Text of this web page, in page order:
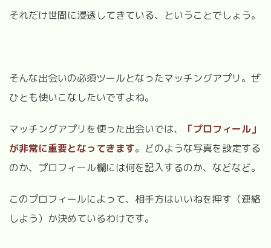
それだけ世間に浸透してきている、ということでしょう。
そんな出会いの必須ツールとなったマッチングアプリ。ぜ
ひとも使いこなしたいですよね。
マッチングアプリを使った出会いでは、
「プロフィール」
が非常に重要となってきます。どのような写真を設定する
のか、プロフィール欄には何を記入するのか、などなど。
このプロフィールによって、相手方はいいねを押す（連絡
しよう）か決めているわけです。